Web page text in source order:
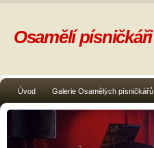
Úvod Galerie Osamělých písničkářů
Osamělí písničkáři